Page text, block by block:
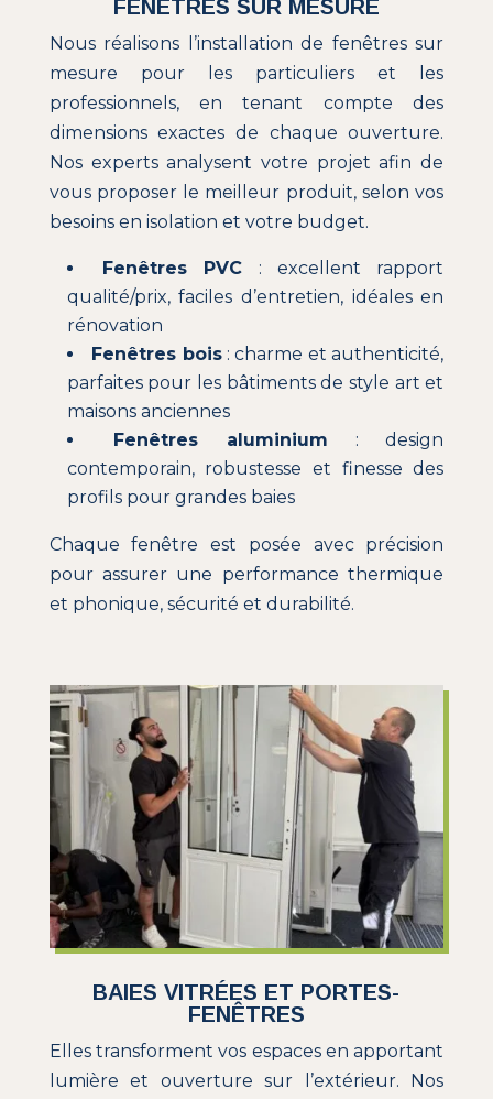
FENÊTRES SUR MESURE
Nous réalisons l’installation de fenêtres sur
mesure pour les particuliers et les
professionnels, en tenant compte des
dimensions exactes de chaque ouverture.
Nos experts analysent votre projet afin de
vous proposer le meilleur produit, selon vos
besoins en isolation et votre budget.
Fenêtres PVC : excellent rapport
qualité/prix, faciles d’entretien, idéales en
rénovation
Fenêtres bois: charme et authenticité,
parfaites pour les bâtiments de style art et
maisons anciennes
Fenêtres aluminium : design
contemporain, robustesse et finesse des
profils pour grandes baies
Chaque fenêtre est posée avec précision
pour assurer une performance thermique
et phonique, sécurité et durabilité.
BAIES VITRÉES ET PORTES-
FENÊTRES
Elles transforment vos espaces en apportant
lumière et ouverture sur l’extérieur. Nos